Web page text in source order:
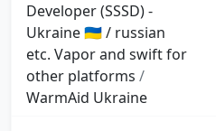
Developer (SSSD) -
Ukraine 🇺🇦 / russian
etc. Vapor and swift for
other platforms /
WarmAid Ukraine